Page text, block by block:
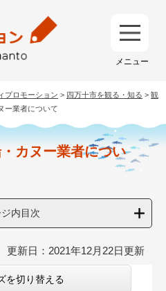
メ
ュ
プロモーション > 四万十市を観る・知る > 観
ー業者について
カヌー業者につい
内目次
更新日：2021年12月22日更新
を切り替える